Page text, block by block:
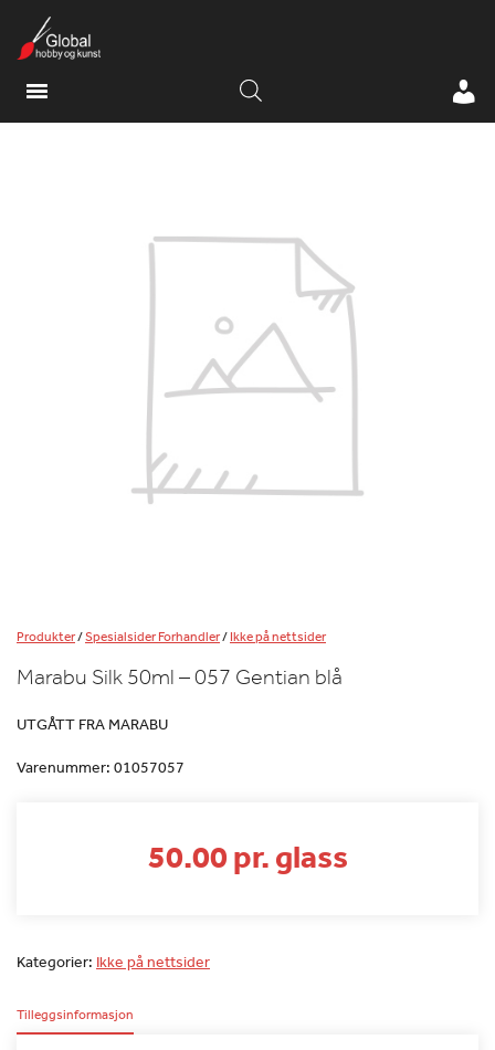
Produkter/Spesialsider Forhandler/Ikke på nettsider
Marabu Silk 50ml – 057 Gentian blå
UTGÅTT FRA MARABU
Varenummer: 01057057
50.00 pr. glass
Kategorier: Ikke på nettsider
Tilleggsinformasjon